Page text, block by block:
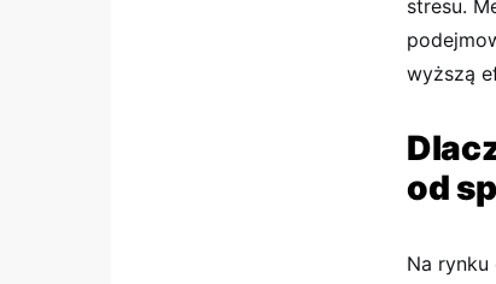
stresu.
wyższą
od
Na